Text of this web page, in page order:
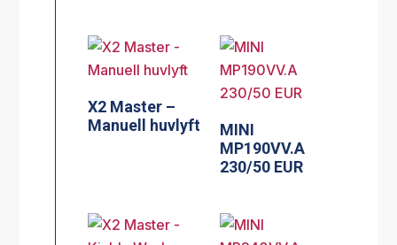
X2 Master –
Manuell huvlyft
MINI
MP190VV.A
230/50 EUR